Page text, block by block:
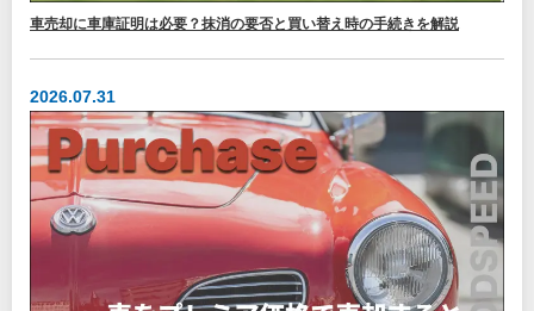
車売却に車庫証明は必要？抹消の要否と買い替え時の手続きを解説
2026.07.31